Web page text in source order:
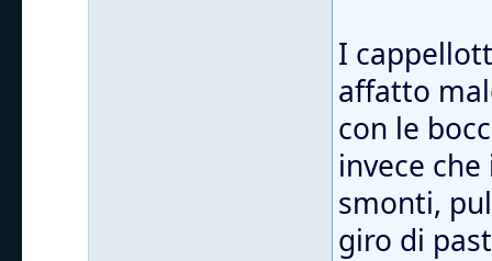
I
affatto
con le
invece
smonti,
giro di